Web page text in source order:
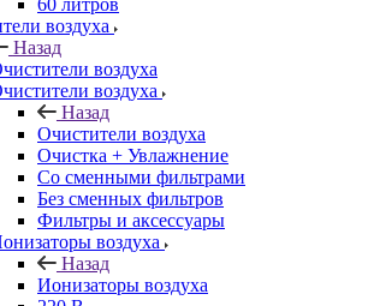
60 литров
воздуха
Назад
воздуха
воздуха
Назад
Очистители воздуха
Очистка + Увлажнение
Cо сменными фильтрами
Без сменных фильтров
Фильтры и аксессуары
воздуха
Назад
Ионизаторы воздуха